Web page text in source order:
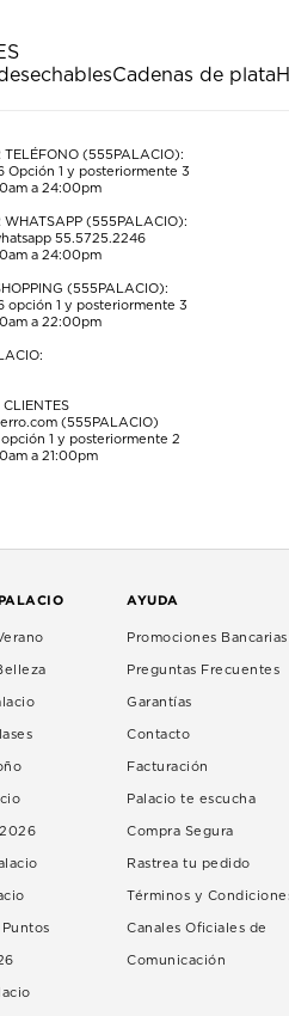
Esta
acción
formulario
de
envío.
Cadenas de plata
TELÉFONO (555PALACIO):
Opción 1 y posteriormente 3
a 24:00pm
WHATSAPP (555PALACIO):
55.5725.2246
a 24:00pm
(555PALACIO):
opción 1 y posteriormente 3
a 22:00pm
(555PALACIO)
opción 1 y posteriormente 2
a 21:00pm
AYUDA
Promociones Bancarias
Preguntas Frecuentes
Garantías
Contacto
Facturación
Palacio te escucha
Compra Segura
Rastrea tu pedido
Términos y
Canales Oficiales de
Comunicación